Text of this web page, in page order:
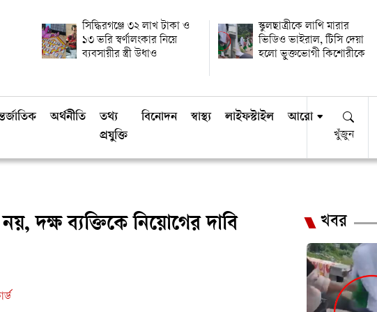
সিদ্ধিরগঞ্জে ৩২ লাখ টাকা ও
১৩ ভরি স্বর্ণালংকার নিয়ে
ব্যবসায়ীর স্ত্রী উধাও
স্কুলছাত্রীকে লাথি মারার
ভিডিও ভাইরাল, টিসি দেয়া
হলো ভুক্তভোগী কিশোরীকে
অর্থনীতি
তথ্য
প্রযুক্তি
বিনোদন স্বাস্থ্য লাইফস্টাইল আরো
খুঁজুন
দক্ষ ব্যক্তিকে নিয়োগের দাবি
খবর